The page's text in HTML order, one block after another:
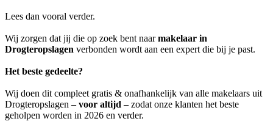
Lees dan vooral verder.
Wij zorgen dat jij die op zoek bent naarmakelaar in
Drogteropslagen verbonden wordt aan een expert die bij je past.
Het beste gedeelte?
Wij doen dit compleet gratis & onafhankelijk van alle makelaars uit
Drogteropslagen – voor altijd – zodat onze klanten het beste
geholpen worden in 2026 en verder.